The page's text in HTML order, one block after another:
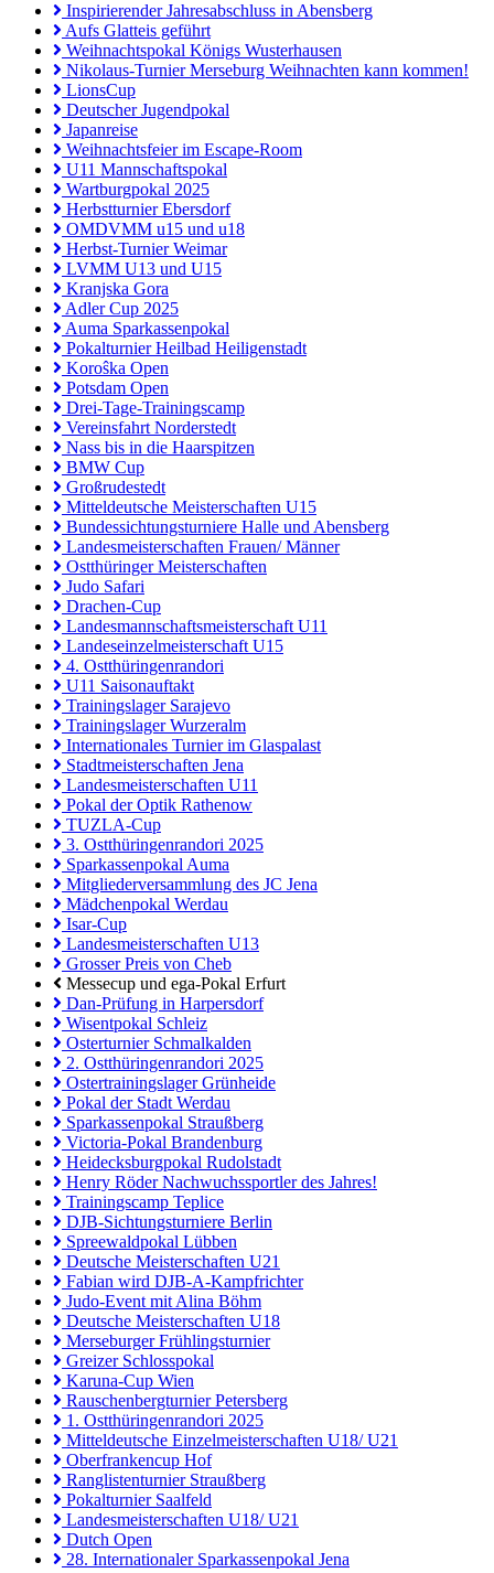
Inspirierender Jahresabschluss in Abensberg
Aufs Glatteis geführt
Weihnachtspokal Königs Wusterhausen
Nikolaus-Turnier Merseburg Weihnachten kann kommen!
LionsCup
Deutscher Jugendpokal
Japanreise
Weihnachtsfeier im Escape-Room
U11 Mannschaftspokal
Wartburgpokal 2025
Herbstturnier Ebersdorf
OMDVMM u15 und u18
Herbst-Turnier Weimar
LVMM U13 und U15
Kranjska Gora
Adler Cup 2025
Auma Sparkassenpokal
Pokalturnier Heilbad Heiligenstadt
Koroŝka Open
Potsdam Open
Drei-Tage-Trainingscamp
Vereinsfahrt Norderstedt
Nass bis in die Haarspitzen
BMW Cup
Großrudestedt
Mitteldeutsche Meisterschaften U15
Bundessichtungsturniere Halle und Abensberg
Landesmeisterschaften Frauen/ Männer
Ostthüringer Meisterschaften
Judo Safari
Drachen-Cup
Landesmannschaftsmeisterschaft U11
Landeseinzelmeisterschaft U15
4. Ostthüringenrandori
U11 Saisonauftakt
Trainingslager Sarajevo
Trainingslager Wurzeralm
Internationales Turnier im Glaspalast
Stadtmeisterschaften Jena
Landesmeisterschaften U11
Pokal der Optik Rathenow
TUZLA-Cup
3. Ostthüringenrandori 2025
Sparkassenpokal Auma
Mitgliederversammlung des JC Jena
Mädchenpokal Werdau
Isar-Cup
Landesmeisterschaften U13
Grosser Preis von Cheb
Messecup und ega-Pokal Erfurt
Dan-Prüfung in Harpersdorf
Wisentpokal Schleiz
Osterturnier Schmalkalden
2. Ostthüringenrandori 2025
Ostertrainingslager Grünheide
Pokal der Stadt Werdau
Sparkassenpokal Straußberg
Victoria-Pokal Brandenburg
Heidecksburgpokal Rudolstadt
Henry Röder Nachwuchssportler des Jahres!
Trainingscamp Teplice
DJB-Sichtungsturniere Berlin
Spreewaldpokal Lübben
Deutsche Meisterschaften U21
Fabian wird DJB-A-Kampfrichter
Judo-Event mit Alina Böhm
Deutsche Meisterschaften U18
Merseburger Frühlingsturnier
Greizer Schlosspokal
Karuna-Cup Wien
Rauschenbergturnier Petersberg
1. Ostthüringenrandori 2025
Mitteldeutsche Einzelmeisterschaften U18/ U21
Oberfrankencup Hof
Ranglistenturnier Straußberg
Pokalturnier Saalfeld
Landesmeisterschaften U18/ U21
Dutch Open
28. Internationaler Sparkassenpokal Jena